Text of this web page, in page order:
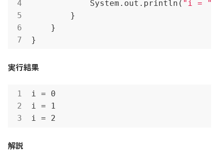
            System.out.println(
"i = "
        }
    }
}
実行結果
i = 0
i = 1
i = 2
解説